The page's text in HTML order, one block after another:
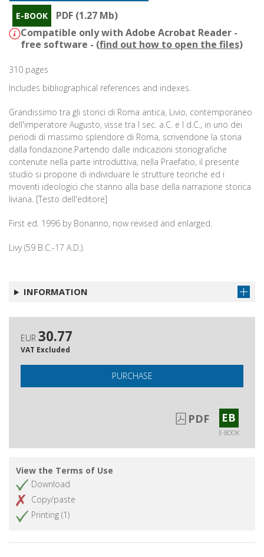
E-BOOK
PDF (1.27 Mb)
Compatible only with Adobe Acrobat Reader -
free software - (find out how to open the files)
310 pages
Includes bibliographical references and indexes.
Grandissimo tra gli storici di Roma antica, Livio, contemporaneo
dell'imperatore Augusto, visse tra I sec. a.C. e I d.C., in uno dei
periodi di massimo splendore di Roma, scrivendone la storia
dalla fondazione.Partendo dalle indicazioni storiografiche
contenute nella parte introduttiva, nella Praefatio, il presente
studio si propone di individuare le strutture teoriche ed i
moventi ideologici che stanno alla base della narrazione storica
liviana. [Testo dell'editore]
First ed. 1996 by Bonanno, now revised and enlarged.
Livy (59 B.C.-17 A.D.).
INFORMATION
EUR 30.77
VAT Excluded
PURCHASE
PDF EB
E-BOOK
View the Terms of Use
Download
Copy/paste
Printing (1)